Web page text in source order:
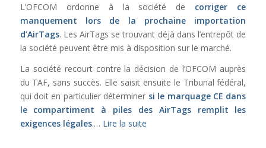
L’OFCOM ordonne à la société de corriger ce
manquement lors de la prochaine importation
d’AirTags. Les AirTags se trouvant déjà dans l’entrepôt de
la société peuvent être mis à disposition sur le marché.
La société recourt contre la décision de l’OFCOM auprès
du TAF, sans succès. Elle saisit ensuite le Tribunal fédéral,
qui doit en particulier déterminer si le marquage CE dans
le compartiment à piles des AirTags remplit les
exigences légales.… Lire la suite